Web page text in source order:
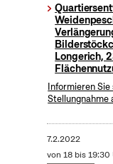
Longerich,
Informieren Sie
Stellungnahme
7.2.2022
von 18 bis 19:30